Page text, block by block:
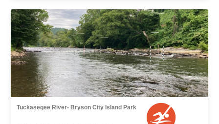
Tuckasegee River- Bryson City Island Park